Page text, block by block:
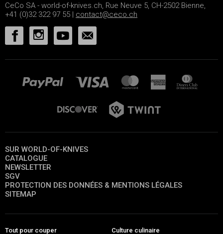
CeCo SA - world-of-knives.ch, Rue Neuve 5, CH-2502 Bienne,
+41 (0)32 322 97 55 | contact@ceco.ch
SUR WORLD-OF-KNIVES
CATALOGUE
NEWSLETTER
SGV
PROTECTION DES DONNÉES & MENTIONS LÉGALES
SITEMAP
Tout pour couper Culture culinaire